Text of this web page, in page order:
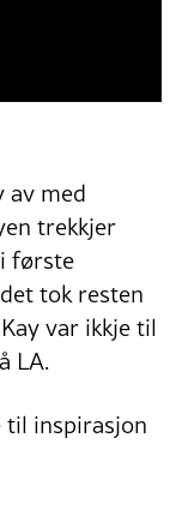
av med
trekkjer
første
tok resten
var ikkje til
LA.
til inspirasjon